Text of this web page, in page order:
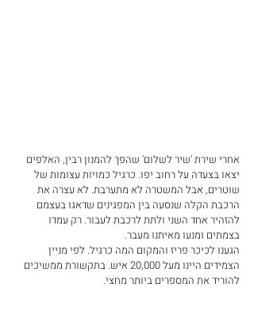
אחרי שירת 'שיר לשלום' שהפך להמנון רבין, האלפים
יצאו בצעדה על רחוב יפו. כרגיל כמויות עצומות של
שוטרים, אבל המשטרה לא מתערבת. לא עצרה את
הרכבת הקלה שנסעה בין המפגינים שדאגו בעצמם
להזהיר אחד השני ולתת לרכבת לעבור. רק עמדו
בצמתים ומנעו מאיתנו מעבר.
הגענו לכיכר פריז והמקום המה כרגיל. לפי מניין
הצמידים היינו מעל 20,000 איש. בתקשורת ממשיכים
להוריד את המספרים ביותר מחצי.